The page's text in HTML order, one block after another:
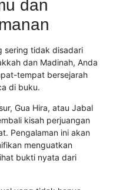
dan
sering tidak disadari
dan Madinah, Anda
tempat bersejarah
di buku.
Gua Hira, atau Jabal
kisah perjuangan
Pengalaman ini akan
menguatkan
bukti nyata dari